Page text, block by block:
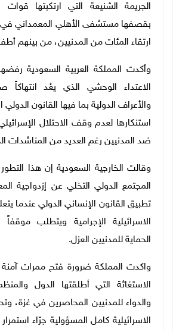
الجريمة الشنيعة التي ارتكبتها قوات
بقصفها مستشفى الأهلي المعمداني في
ارتقاء المئات من المدنيين، من بينهم
وأكدت المملكة العربية السعودية
الاعتداء الوحشي الذي يعُد انتهاكاً
والأعراف الدولية بما فيها القانون
استنكارها لعدم وقف الاحتلال
ضد المدنيين رغم العديد من المناشدات
وقالت الخارجية السعودية إن هذا
المجتمع الدولي التخلي عن إزدواجية
تطبيق القانون الإنساني الدولي عندما
الاسرائيلية الإجرامية ويتطلب موقفاً
الحماية للمدنيين العزل.
واكدت المملكة ضرورة فتح ممرات آمنة
الاستغاثة التي أطلقتها الدول
والدواء للمدنيين المحاصرين في غزة،
الاسرائيلية كامل المسؤولية جرّاء